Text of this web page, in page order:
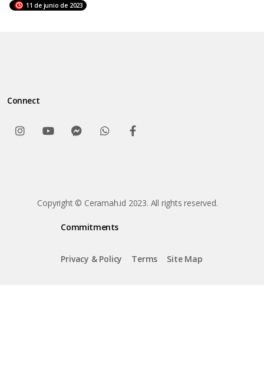
11 de junio de 2023
Connect
Copyright © Ceramah.id 2023. All rights reserved.
Commitments
Privacy & Policy Terms Site Map